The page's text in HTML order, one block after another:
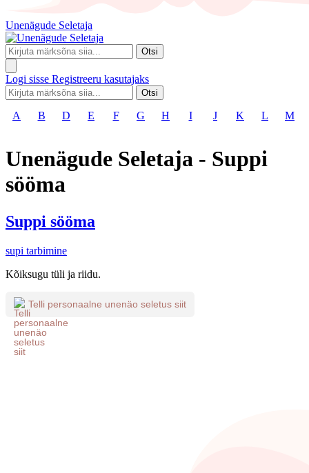
Unenägude Seletaja
Otsi
Logi sisse Registreeru kasutajaks
Otsi
A B D E F G H I J K L M
Unenägude Seletaja - Suppi
sööma
Suppi sööma
supi tarbimine
Kõiksugu tüli ja riidu.
Telli personaalne unenäo seletus siit